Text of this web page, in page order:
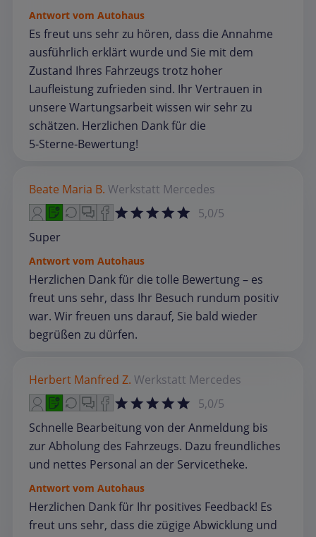
Antwort vom Autohaus
Es freut uns sehr zu hören, dass die Annahme
ausführlich erklärt wurde und Sie mit dem
Zustand Ihres Fahrzeugs trotz hoher
Laufleistung zufrieden sind. Ihr Vertrauen in
unsere Wartungsarbeit wissen wir sehr zu
schätzen. Herzlichen Dank für die
5‑Sterne‑Bewertung!
Beate Maria B. Werkstatt Mercedes
5,0/5
Super
Antwort vom Autohaus
Herzlichen Dank für die tolle Bewertung – es
freut uns sehr, dass Ihr Besuch rundum positiv
war. Wir freuen uns darauf, Sie bald wieder
begrüßen zu dürfen.
Herbert Manfred Z. Werkstatt Mercedes
5,0/5
Schnelle Bearbeitung von der Anmeldung bis
zur Abholung des Fahrzeugs. Dazu freundliches
und nettes Personal an der Servicetheke.
Antwort vom Autohaus
Herzlichen Dank für Ihr positives Feedback! Es
freut uns sehr, dass die zügige Abwicklung und